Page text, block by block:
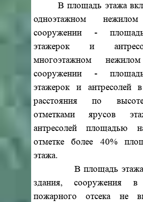
В площадь этажа
одноэтажном
сооружении -
этажерок и
многоэтажном
сооружении -
этажерок и антресолей
расстояния по
отметками ярусов
антресолей площадью
отметке более 40%
этажа.
В площадь этажа
здания, сооружения в
пожарного отсека не